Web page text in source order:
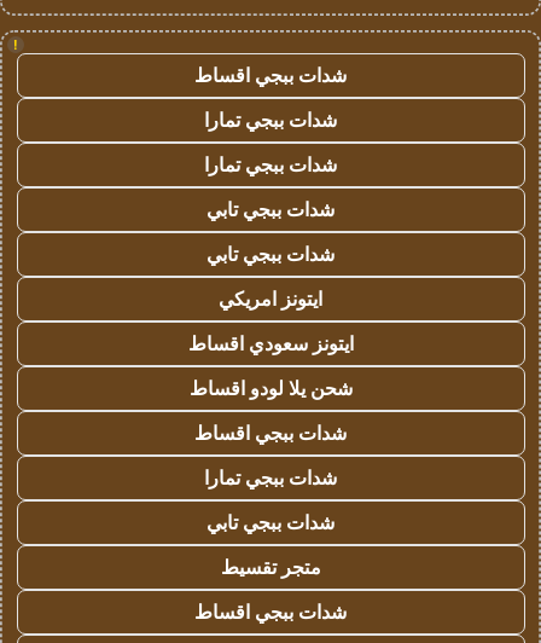
!
شدات ببجي اقساط
شدات ببجي تمارا
شدات ببجي تمارا
شدات ببجي تابي
شدات ببجي تابي
ايتونز امريكي
ايتونز سعودي اقساط
شحن يلا لودو اقساط
شدات ببجي اقساط
شدات ببجي تمارا
شدات ببجي تابي
متجر تقسيط
شدات ببجي اقساط